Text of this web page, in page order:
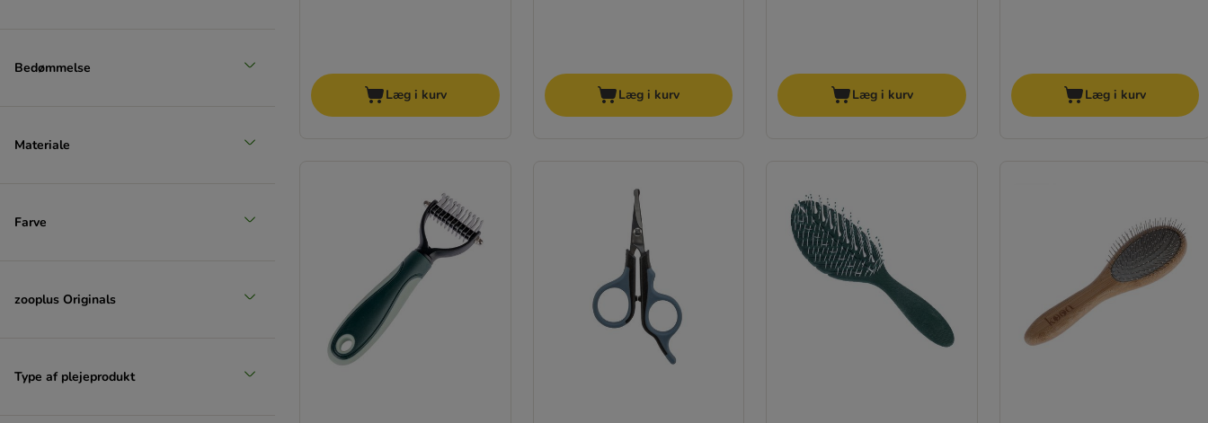
Bedømmelse
Materiale
Farve
zooplus Originals
Type af plejeprodukt
Læg i kurv Læg i kurv Læg i kurv Læg i kurv